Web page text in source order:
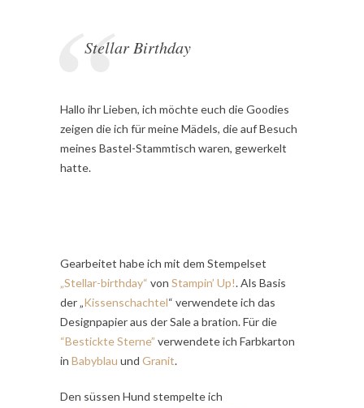
Stellar Birthday
Hallo ihr Lieben, ich möchte euch die Goodies
zeigen die ich für meine Mädels, die auf Besuch
meines Bastel-Stammtisch waren, gewerkelt
hatte.
Gearbeitet habe ich mit dem Stempelset
„Stellar-birthday“ von Stampin’ Up!. Als Basis
der „Kissenschachtel“ verwendete ich das
Designpapier aus der Sale a bration. Für die
“Bestickte Sterne” verwendete ich Farbkarton
in Babyblau und Granit.
Den süssen Hund stempelte ich